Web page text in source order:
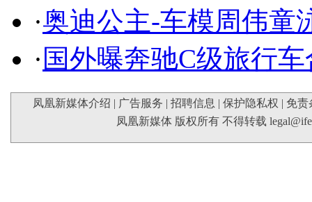
·奥迪公主-车模周伟童
· 国外曝奔驰C级旅行
凤凰新媒体介绍 | 广告服务 | 招聘信息 | 保护隐私权 | 免责
凤凰新媒体 版权所有 不得转载